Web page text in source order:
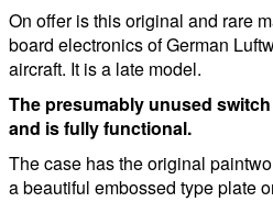
On offer is this original and rare
board electronics of German
aircraft. It is a late model.
The presumably unused
and is fully functional.
The case has the original
a beautiful embossed type plate